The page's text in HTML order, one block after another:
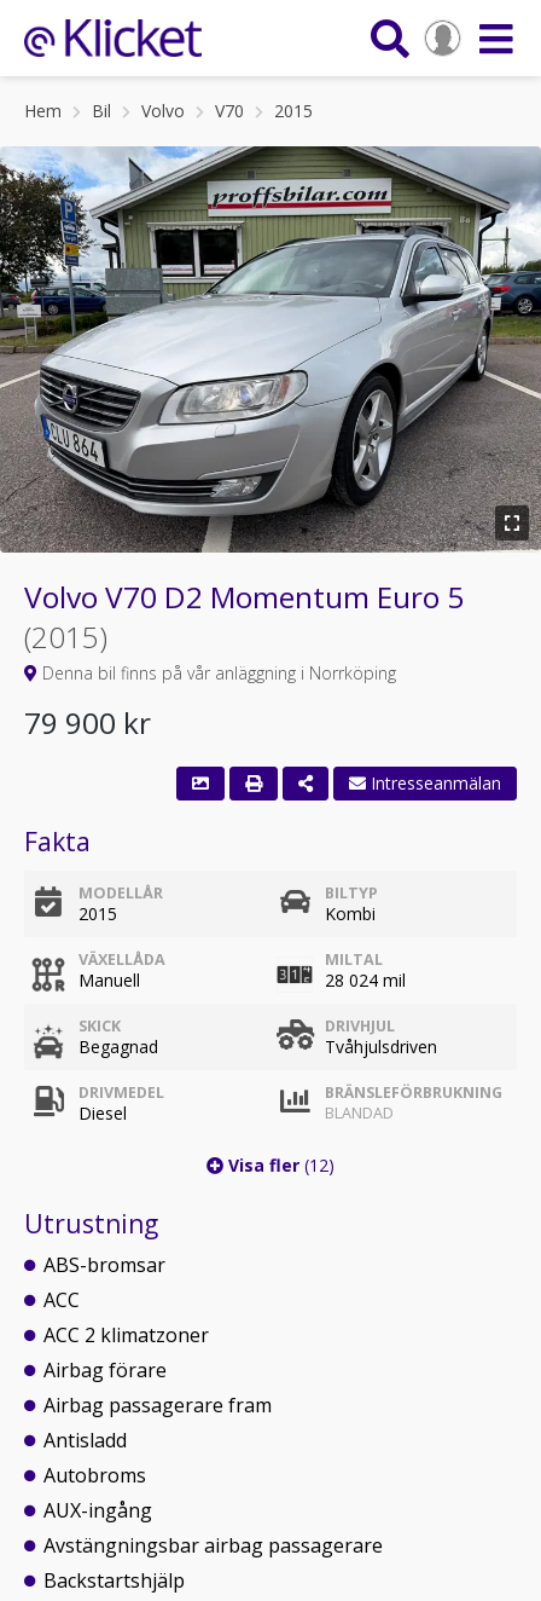
Hem Bil Volvo V70 2015
Volvo V70 D2 Momentum Euro 5
(2015)
Denna bil finns på vår anläggning i Norrköping
79 900 kr
Fakta
MODELLÅR
2015
BILTYP
Kombi
VÄXELLÅDA
Manuell
MILTAL
28 024 mil
SKICK
Begagnad
DRIVHJUL
Tvåhjulsdriven
DRIVMEDEL
Diesel
BRÄNSLEFÖRBRUKNING
BLANDAD
Visa fler (12)
Utrustning
ABS-bromsar
ACC
ACC 2 klimatzoner
Airbag förare
Airbag passagerare fram
Antisladd
Autobroms
AUX-ingång
Avstängningsbar airbag passagerare
Backstartshjälp